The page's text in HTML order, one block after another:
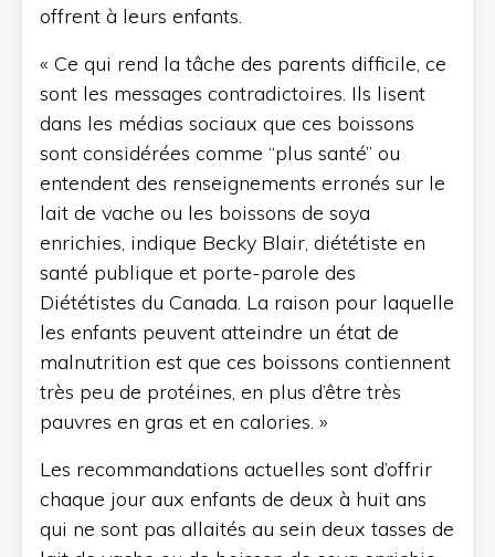
offrent à leurs enfants.
« Ce qui rend la tâche des parents difficile, ce
sont les messages contradictoires. Ils lisent
dans les médias sociaux que ces boissons
sont considérées comme “plus santé” ou
entendent des renseignements erronés sur le
lait de vache ou les boissons de soya
enrichies, indique Becky Blair, diététiste en
santé publique et porte-parole des
Diététistes du Canada. La raison pour laquelle
les enfants peuvent atteindre un état de
malnutrition est que ces boissons contiennent
très peu de protéines, en plus d’être très
pauvres en gras et en calories. »
Les recommandations actuelles sont d’offrir
chaque jour aux enfants de deux à huit ans
qui ne sont pas allaités au sein deux tasses de